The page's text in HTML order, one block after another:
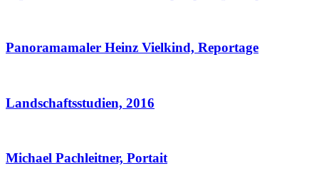
Panoramamaler Heinz Vielkind, Reportage
Landschaftsstudien, 2016
Michael Pachleitner, Portait